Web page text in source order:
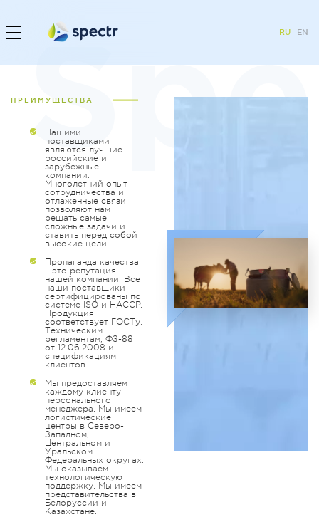
RU EN
ПРЕИМУЩЕСТВА
Нашими
поставщиками
являются лучшие
российские и
зарубежные
компании.
Многолетний опыт
сотрудничества и
отлаженные связи
позволяют нам
решать самые
сложные задачи и
ставить перед собой
высокие цели.
Пропаганда качества
– это репутация
нашей компании. Все
наши поставщики
сертифицированы по
системе ISO и HACCP.
Продукция
соответствует ГОСТу,
Техническим
регламентам, ФЗ-88
от 12.06.2008 и
спецификациям
клиентов.
Мы предоставляем
каждому клиенту
персонального
менеджера. Мы имеем
логистические
центры в Северо-
Западном,
Центральном и
Уральском
Федеральных округах.
Мы оказываем
технологическую
поддержку. Мы имеем
представительства в
Белоруссии и
Казахстане.